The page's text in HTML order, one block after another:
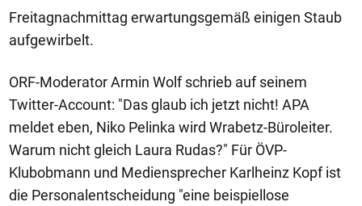
Freitagnachmittag erwartungsgemäß einigen Staub
aufgewirbelt.
ORF-Moderator Armin Wolf schrieb auf seinem
Twitter-Account: "Das glaub ich jetzt nicht! APA
meldet eben, Niko Pelinka wird Wrabetz-Büroleiter.
Warum nicht gleich Laura Rudas?" Für ÖVP-
Klubobmann und Mediensprecher Karlheinz Kopf ist
die Personalentscheidung "eine beispiellose